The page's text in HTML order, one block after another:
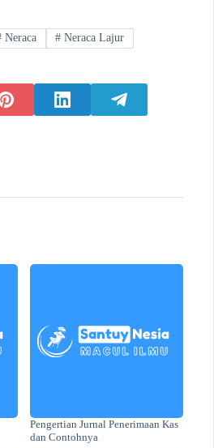
Neraca # Neraca Lajur
Pengertian Jurnal Penerimaan Kas
dan Contohnya